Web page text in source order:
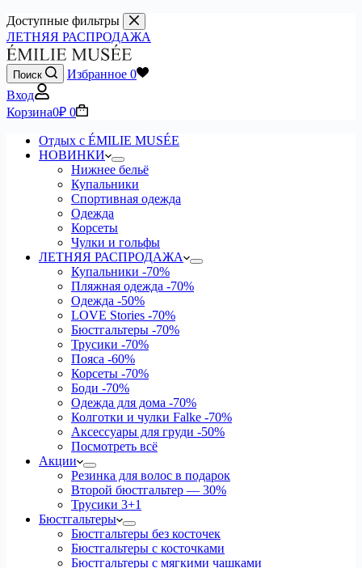
Доступные фильтры
ЛЕТНЯЯ РАСПРОДАЖА
Поиск Избранное 0
Вход
Корзина0₽ 0
Отдых с ÉMILIE MUSÉE
НОВИНКИ
Нижнее бельё
Купальники
Спортивная одежда
Одежда
Корсеты
Чулки и гольфы
ЛЕТНЯЯ РАСПРОДАЖА
Купальники -70%
Пляжная одежда -70%
Одежда -50%
LOVE Stories -70%
Бюстгальтеры -70%
Трусики -70%
Пояса -60%
Корсеты -70%
Боди -70%
Одежда для дома -70%
Колготки и чулки Falke -70%
Аксессуары для груди -50%
Посмотреть всё
Акции
Резинка для волос в подарок
Второй бюстгальтер — 30%
Трусики 3+1
Бюстгальтеры
Бюстгальтеры без косточек
Бюстгальтеры с косточками
Бюстгальтеры с мягкими чашками